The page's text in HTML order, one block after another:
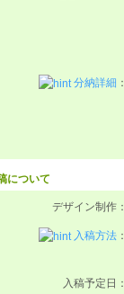
分納詳細 ：
について
デザイン制作：
入稿方法 ：
入稿予定日：